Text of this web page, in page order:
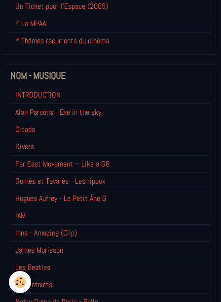
Un Ticket pour l'Espace (2005)
* La MPAA
* Thèmes récurrents du cinéma
NOM - MUSIQUE
INTRODUCTION
Alan Parsons - Eye in the sky
Cicada
Divers
Far East Movement – Like a G6
Gomès et Tavarès - Les ripoux
Hugues Aufrey - Le Petit Âne G
IAM
Inna - Amazing (Clip)
James Morisson
Les Beatles
Les Enfoirés